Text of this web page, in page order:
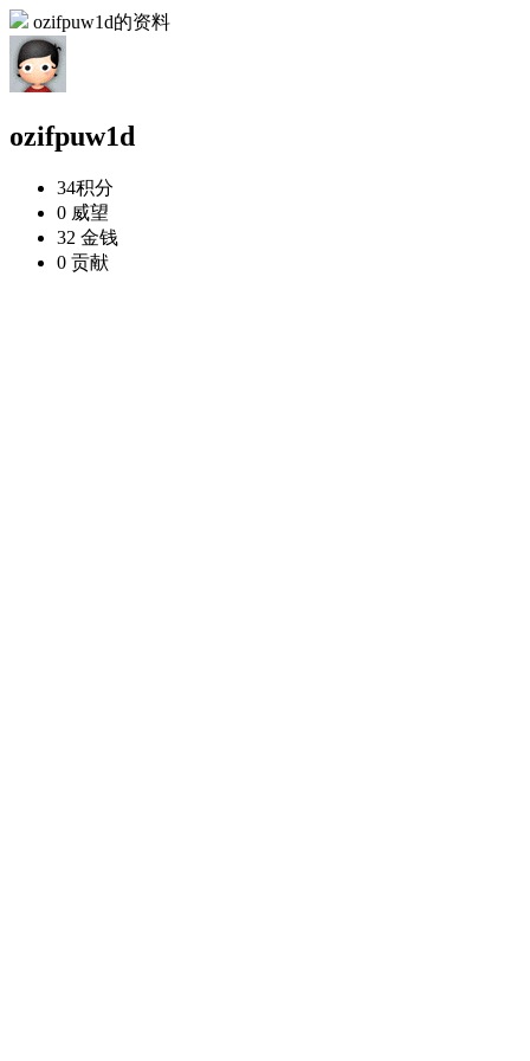
ozifpuw1d的资料
ozifpuw1d
34积分
0 威望
32 金钱
0 贡献